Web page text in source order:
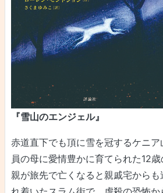
『雪山のエンジェル』
赤道直下でも頂に雪を冠するケニ
員の母に愛情豊かに育てられた12
親が旅先で亡くなると親戚宅から